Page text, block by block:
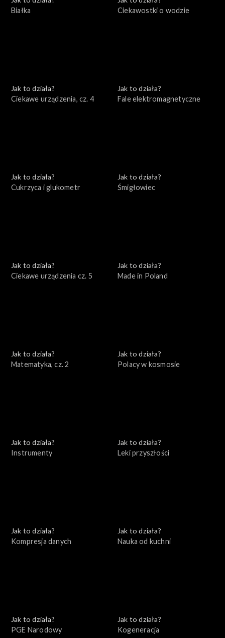
Białka
Ciekawostki o wodzie
Jak to działa?
Ciekawe urządzenia, cz. 4
Jak to działa?
Fale elektromagnetyczne
Jak to działa?
Cukrzyca i glukometr
Jak to działa?
Śmigłowiec
Jak to działa?
Ciekawe urządzenia cz. 5
Jak to działa?
Made in Poland
Jak to działa?
Matematyka, cz. 2
Jak to działa?
Polacy w kosmosie
Jak to działa?
Instrumenty
Jak to działa?
Leki przyszłości
Jak to działa?
Kompresja danych
Jak to działa?
Nauka od kuchni
Jak to działa?
PGE Narodowy
Jak to działa?
Kogeneracja